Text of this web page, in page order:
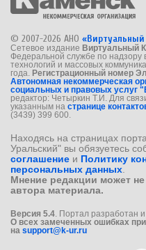
© 2007-2026 АНО
Сетевое издание Виртуальный
Федеральной службе по
технологий и массовых
года. Регистрационный номер
Автономная некоммерческая
социальных и правовых услуг
редактор: Четыркин Т.И. Для
указанным на странице
(3439) 399 600.
Находясь на страницах
Уральский" вы обязуетесь
соглашение и Политику
персональных данных
Мнение редакции может
автора материала.
Версия 5.4 . Портал разработан
О всех замеченных ошибках
на support@k-ur.ru